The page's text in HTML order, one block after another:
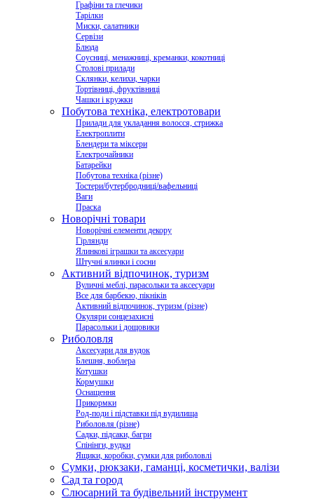
Графіни та глечики
Тарілки
Миски, салатники
Сервізи
Блюда
Соусниці, менажниці, креманки, кокотниці
Столові прилади
Склянки, келихи, чарки
Тортівниці, фруктівниці
Чашки і кружки
Побутова техніка, електротовари
Прилади для укладання волосся, стрижка
Електроплити
Блендери та міксери
Електрочайники
Батарейки
Побутова техніка (різне)
Тостери/бутербродниці/вафельниці
Ваги
Праска
Новорічні товари
Новорічні елементи декору
Гірлянди
Ялинкові іграшки та аксесуари
Штучні ялинки і сосни
Активний відпочинок, туризм
Вуличні меблі, парасольки та аксесуари
Все для барбекю, пікніків
Активний відпочинок, туризм (різне)
Окуляри сонцезахисні
Парасольки і дощовики
Риболовля
Аксесуари для вудок
Блешня, воблера
Котушки
Кормушки
Оснащення
Прикормки
Род-поди і підставки під вудилища
Риболовля (різне)
Садки, підсаки, багри
Спінінги, вудки
Ящики, коробки, сумки для риболовлі
Сумки, рюкзаки, гаманці, косметички, валізи
Сад та город
Слюсарний та будівельний інструмент